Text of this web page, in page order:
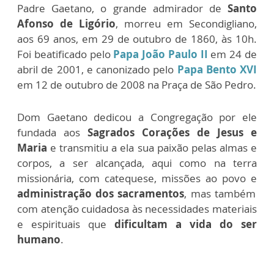
Padre Gaetano, o grande admirador de Santo
Afonso de Ligório, morreu em Secondigliano,
aos 69 anos, em 29 de outubro de 1860, às 10h.
Foi beatificado pelo Papa João Paulo II em 24 de
abril de 2001, e canonizado pelo Papa Bento XVI
em 12 de outubro de 2008 na Praça de São Pedro.
Dom Gaetano dedicou a Congregação por ele
fundada aos Sagrados Corações de Jesus e
Maria e transmitiu a ela sua paixão pelas almas e
corpos, a ser alcançada, aqui como na terra
missionária, com catequese, missões ao povo e
administração dos sacramentos, mas também
com atenção cuidadosa às necessidades materiais
e espirituais que dificultam a vida do ser
humano.